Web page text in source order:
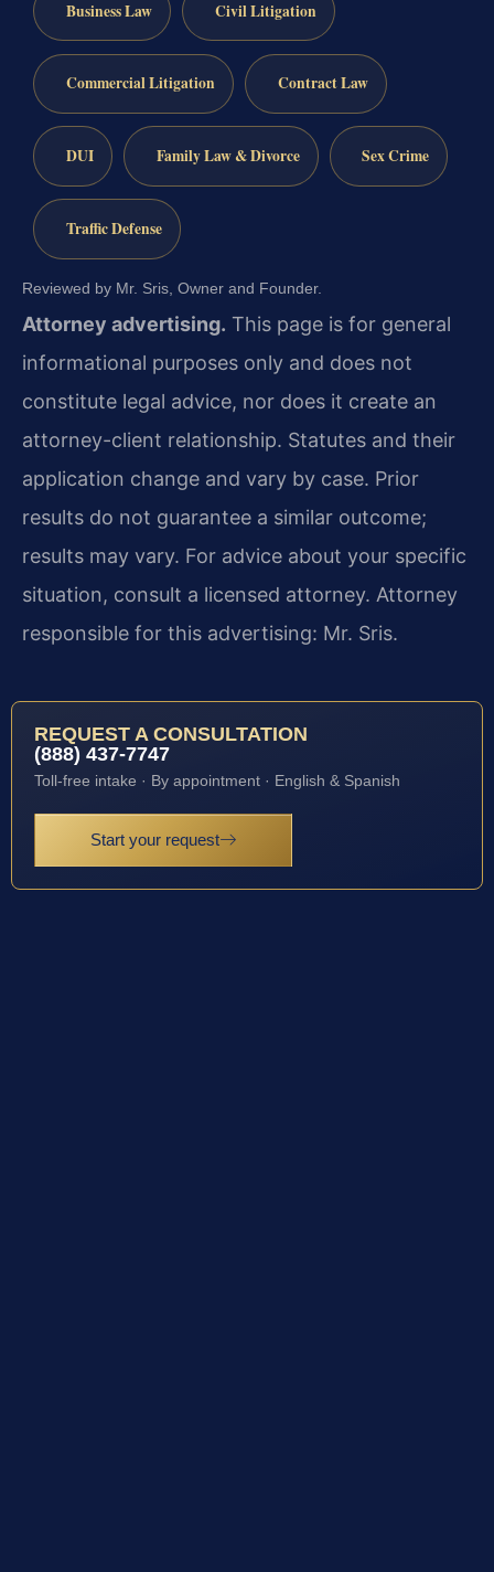
Business Law Civil Litigation
Commercial Litigation Contract Law
DUI Family Law & Divorce Sex Crime
Traffic Defense
Reviewed by Mr. Sris, Owner and Founder.
Attorney advertising. This page is for general
informational purposes only and does not
constitute legal advice, nor does it create an
attorney-client relationship. Statutes and their
application change and vary by case. Prior
results do not guarantee a similar outcome;
results may vary. For advice about your specific
situation, consult a licensed attorney. Attorney
responsible for this advertising: Mr. Sris.
REQUEST A CONSULTATION
(888) 437-7747
Toll-free intake · By appointment · English & Spanish
Start your request